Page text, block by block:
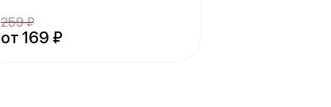
259 ₽
от 169 ₽